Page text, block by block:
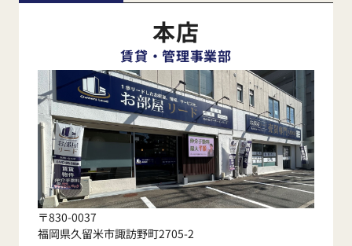
本店
賃貸・管理事業部
〒830-0037
福岡県久留米市諏訪野町2705-2